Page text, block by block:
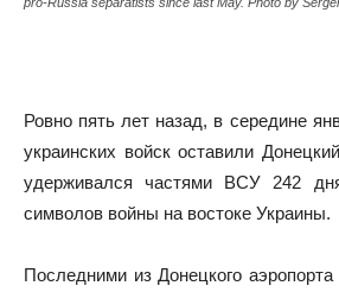
Ровно пять лет назад, в середине
украинских войск оставили
удерживался частями ВСУ 242
символов войны на востоке Украины.
Последними из Донецкого